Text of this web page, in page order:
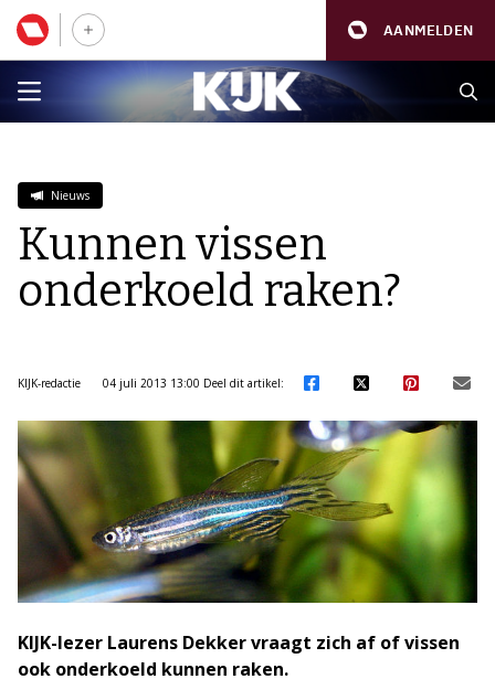
AANMELDEN
Nieuws
Kunnen vissen
onderkoeld raken?
KIJK-redactie 04 juli 2013 13:00 Deel dit artikel:
KIJK-lezer Laurens Dekker vraagt zich af of vissen
ook onderkoeld kunnen raken.